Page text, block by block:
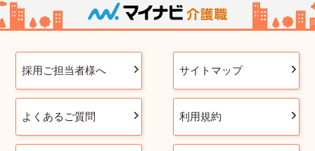
採用ご担当者様へ サイトマップ
よくあるご質問 利用規約